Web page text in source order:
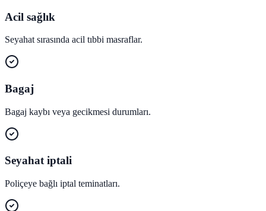
Acil sağlık
Seyahat sırasında acil tıbbi masraflar.
Bagaj
Bagaj kaybı veya gecikmesi durumları.
Seyahat iptali
Poliçeye bağlı iptal teminatları.